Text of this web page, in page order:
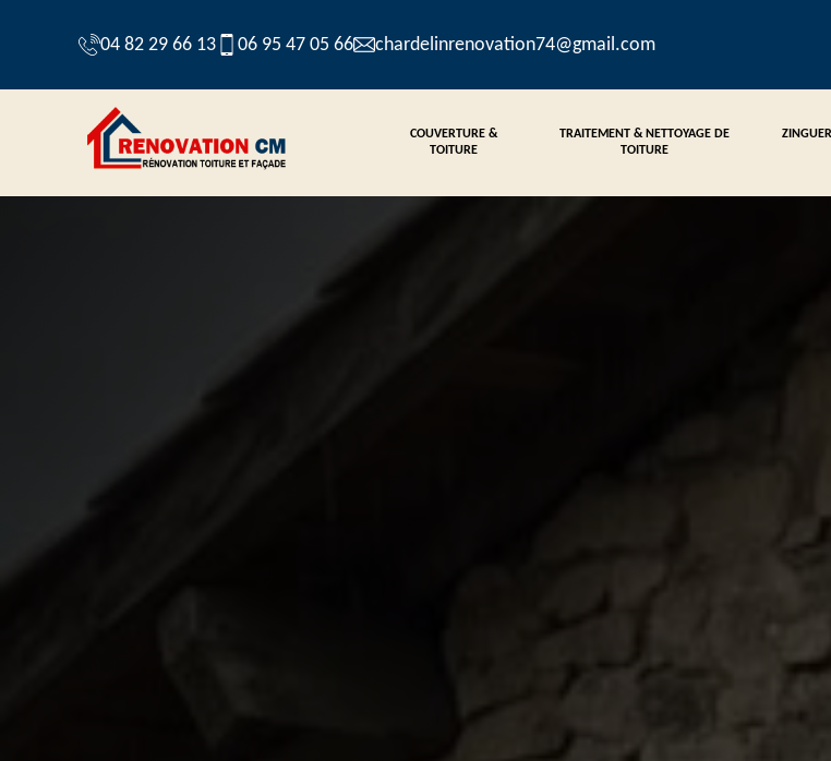
04 82 29 66 13 06 95 47 05 66 chardelinrenovation74@gmail.com
COUVERTURE &
TOITURE
TRAITEMENT & NETTOYAGE DE
TOITURE